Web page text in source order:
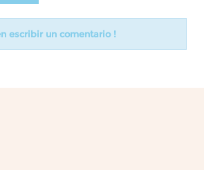
escribir un comentario !